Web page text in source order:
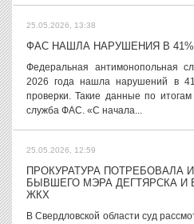
25.05.2026, 13:38
ФАС НАШЛА НАРУШЕНИЯ В
Федеральная антимонопольная
2026 года нашла нарушений в
проверки. Такие данные по
служба ФАС. «С начала...
25.05.2026, 12:59
ПРОКУРАТУРА ПОТРЕБОВАЛА
БЫВШЕГО МЭРА ДЕГТЯРСКА
ЖКХ
В Свердловской области суд